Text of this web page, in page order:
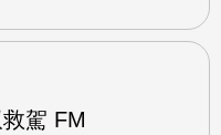
駕 FM